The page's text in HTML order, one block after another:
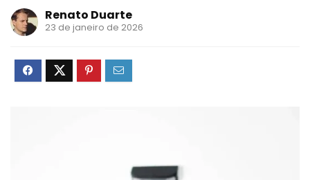
Renato Duarte
23 de janeiro de 2026